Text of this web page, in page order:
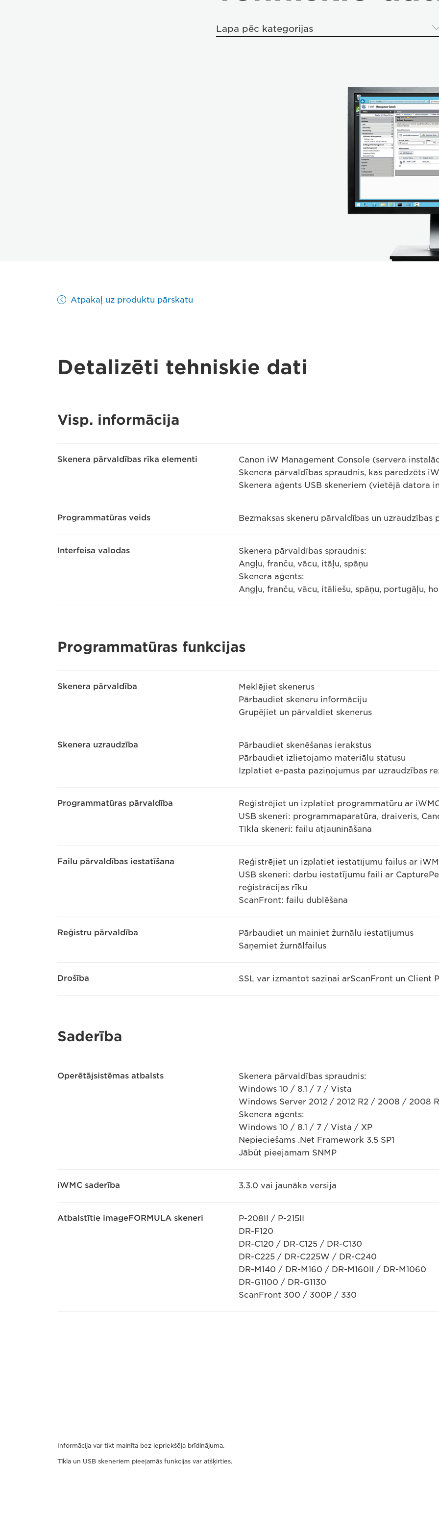
Lapa pēc kategorijas
Atpakaļ uz produktu pārskatu
Detalizēti tehniskie dati
Visp. informācija
Skenera pārvaldības rīka elementi
Canon iW Management Console (servera
Skenera pārvaldības spraudnis, kas paredzēts
Skenera aģents USB skeneriem (vietējā datora
Programmatūras veids Bezmaksas skeneru pārvaldības un uzraudzības
Interfeisa valodas
Skenera pārvaldības spraudnis:
Angļu, franču, vācu, itāļu, spāņu
Skenera aģents:
Angļu, franču, vācu, itāliešu, spāņu, portugāļu,
Programmatūras funkcijas
Skenera pārvaldība
Meklējiet skenerus
Pārbaudiet skeneru informāciju
Grupējiet un pārvaldiet skenerus
Skenera uzraudzība
Pārbaudiet skenēšanas ierakstus
Pārbaudiet izlietojamo materiālu statusu
Izplatiet e-pasta paziņojumus par uzraudzības
Programmatūras pārvaldība
Reģistrējiet un izplatiet programmatūru ar
USB skeneri: programmaparatūra, draiveris,
Tīkla skeneri: failu atjaunināšana
Failu pārvaldības iestatīšana
Reģistrējiet un izplatiet iestatījumu failus ar
USB skeneri: darbu iestatījumu faili ar
reģistrācijas rīku
ScanFront: failu dublēšana
Reģistru pārvaldība
Pārbaudiet un mainiet žurnālu iestatījumus
Saņemiet žurnālfailus
Drošība SSL var izmantot saziņai arScanFront un Client
Saderība
Operētājsistēmas atbalsts
Skenera pārvaldības spraudnis:
Windows 10 / 8.1 / 7 / Vista
Windows Server 2012 / 2012 R2 / 2008 / 2008
Skenera aģents:
Windows 10 / 8.1 / 7 / Vista / XP
Nepieciešams .Net Framework 3.5 SP1
Jābūt pieejamam SNMP
iWMC saderība 3.3.0 vai jaunāka versija
Atbalstītie imageFORMULA skeneri
P-208II / P-215II
DR-F120
DR-C120 / DR-C125 / DR-C130
DR-C225 / DR-C225W / DR-C240
DR-M140 / DR-M160 / DR-M160II / DR-M1060
DR-G1100 / DR-G1130
ScanFront 300 / 300P / 330
Informācija var tikt mainīta bez iepriekšēja brīdinājuma.
Tīkla un USB skeneriem pieejamās funkcijas var atšķirties.